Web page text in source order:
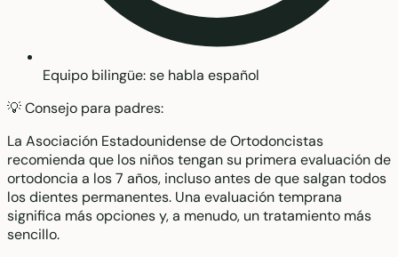
Equipo bilingüe: se habla español
💡 Consejo para padres:
La Asociación Estadounidense de Ortodoncistas
recomienda que los niños tengan su primera evaluación de
ortodoncia a los 7 años, incluso antes de que salgan todos
los dientes permanentes. Una evaluación temprana
significa más opciones y, a menudo, un tratamiento más
sencillo.